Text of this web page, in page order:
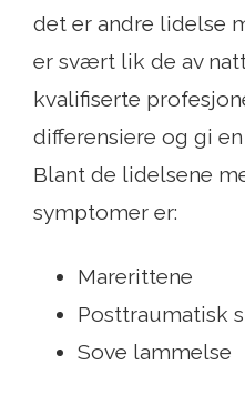
det er andre lidelse
er svært lik de av
kvalifiserte
differensiere og gi
Blant de lidelsene
symptomer er:
Marerittene
Posttraumatisk
Sove lammelse